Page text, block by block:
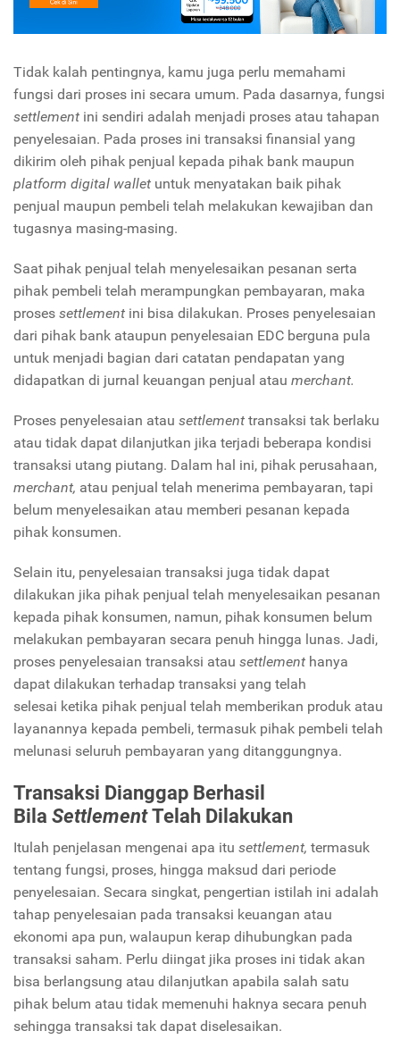
Tidak kalah pentingnya, kamu juga perlu memahami
fungsi dari proses ini secara umum. Pada dasarnya, fungsi
settlement ini sendiri adalah menjadi proses atau tahapan
penyelesaian. Pada proses ini transaksi finansial yang
dikirim oleh pihak penjual kepada pihak bank maupun
platform digital wallet untuk menyatakan baik pihak
penjual maupun pembeli telah melakukan kewajiban dan
tugasnya masing-masing.
Saat pihak penjual telah menyelesaikan pesanan serta
pihak pembeli telah merampungkan pembayaran, maka
proses settlement ini bisa dilakukan. Proses penyelesaian
dari pihak bank ataupun penyelesaian EDC berguna pula
untuk menjadi bagian dari catatan pendapatan yang
didapatkan di jurnal keuangan penjual atau merchant.
Proses penyelesaian atau settlement transaksi tak berlaku
atau tidak dapat dilanjutkan jika terjadi beberapa kondisi
transaksi utang piutang. Dalam hal ini, pihak perusahaan,
merchant, atau penjual telah menerima pembayaran, tapi
belum menyelesaikan atau memberi pesanan kepada
pihak konsumen.
Selain itu, penyelesaian transaksi juga tidak dapat
dilakukan jika pihak penjual telah menyelesaikan pesanan
kepada pihak konsumen, namun, pihak konsumen belum
melakukan pembayaran secara penuh hingga lunas. Jadi,
proses penyelesaian transaksi atau settlement hanya
dapat dilakukan terhadap transaksi yang telah
selesai ketika pihak penjual telah memberikan produk atau
layanannya kepada pembeli, termasuk pihak pembeli telah
melunasi seluruh pembayaran yang ditanggungnya.
Transaksi Dianggap Berhasil
Bila SettlementTelah Dilakukan
Itulah penjelasan mengenai apa itu settlement, termasuk
tentang fungsi, proses, hingga maksud dari periode
penyelesaian. Secara singkat, pengertian istilah ini adalah
tahap penyelesaian pada transaksi keuangan atau
ekonomi apa pun, walaupun kerap dihubungkan pada
transaksi saham. Perlu diingat jika proses ini tidak akan
bisa berlangsung atau dilanjutkan apabila salah satu
pihak belum atau tidak memenuhi haknya secara penuh
sehingga transaksi tak dapat diselesaikan.